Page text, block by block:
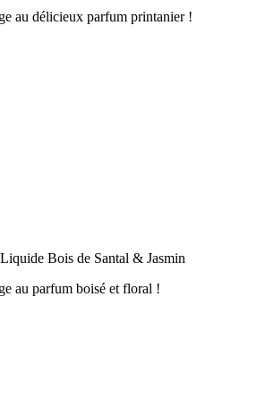
au délicieux parfum printanier !
Bois de Santal & Jasmin
au parfum boisé et floral !